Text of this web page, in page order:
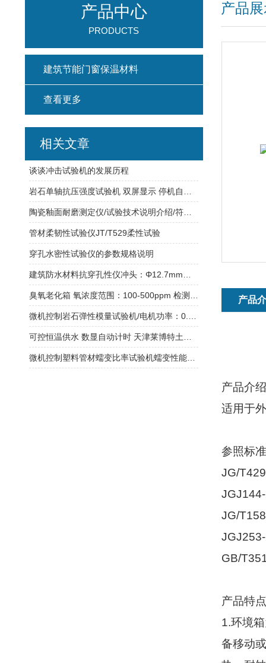
产品
产品
产品介绍
适用于
参照标
JG/
JG/
GB/
产品特
1.环境
备移动
产品中心
PRODUCTS
建筑节能门窗保温材料
查看更多
相关文章
谈谈冲击试验机的发展历程
管材柔韧性试验仪JT/T529柔性试验
穿孔水密性试验仪的参数规格说明